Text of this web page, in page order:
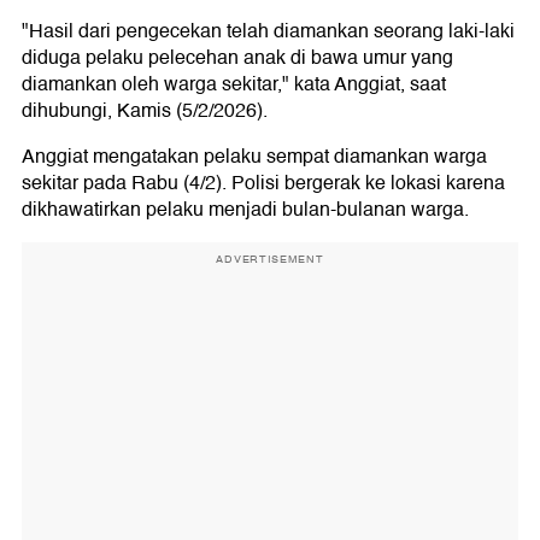
"Hasil dari pengecekan telah diamankan seorang laki-laki
diduga pelaku pelecehan anak di bawa umur yang
diamankan oleh warga sekitar," kata Anggiat, saat
dihubungi, Kamis (5/2/2026).
Anggiat mengatakan pelaku sempat diamankan warga
sekitar pada Rabu (4/2). Polisi bergerak ke lokasi karena
dikhawatirkan pelaku menjadi bulan-bulanan warga.
ADVERTISEMENT